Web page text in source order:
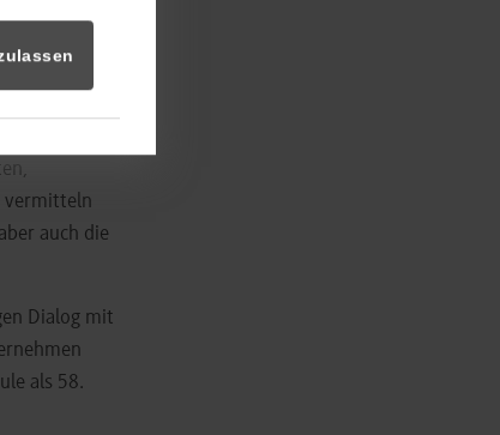
und
vermitteln
auch die
Dialog mit
als 58.